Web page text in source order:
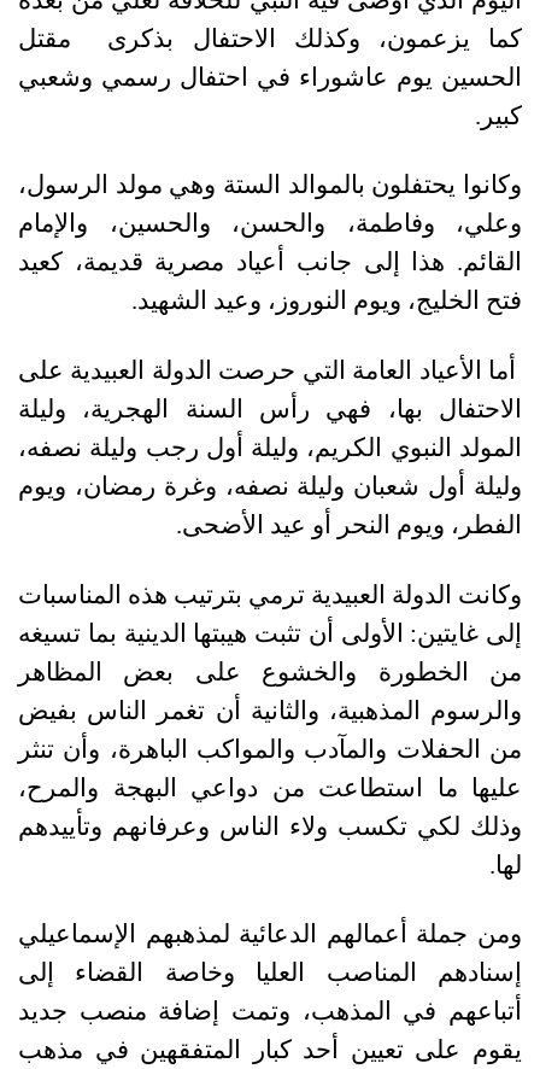
كما يزعمون، وكذلك الاحتفال بذكرى مقتل
الحسين يوم عاشوراء في احتفال رسمي وشعبي
كبير.
وكانوا يحتفلون بالموالد الستة وهي مولد الرسول،
وعلي، وفاطمة، والحسن، والحسين، والإمام
القائم. هذا إلى جانب أعياد مصرية قديمة، كعيد
فتح الخليج، ويوم النوروز، وعيد الشهيد.
أما الأعياد العامة التي حرصت الدولة العبيدية على
الاحتفال بها، فهي رأس السنة الهجرية، وليلة
المولد النبوي الكريم، وليلة أول رجب وليلة نصفه،
وليلة أول شعبان وليلة نصفه، وغرة رمضان، ويوم
الفطر، ويوم النحر أو عيد الأضحى.
وكانت الدولة العبيدية ترمي بترتيب هذه المناسبات
إلى غايتين: الأولى أن تثبت هيبتها الدينية بما تسيغه
من الخطورة والخشوع على بعض المظاهر
والرسوم المذهبية، والثانية أن تغمر الناس بفيض
من الحفلات والمآدب والمواكب الباهرة، وأن تنثر
عليها ما استطاعت من دواعي البهجة والمرح،
وذلك لكي تكسب ولاء الناس وعرفانهم وتأييدهم
لها.
ومن جملة أعمالهم الدعائية لمذهبهم الإسماعيلي
إسنادهم المناصب العليا وخاصة القضاء إلى
أتباعهم في المذهب، وتمت إضافة منصب جديد
يقوم على تعيين أحد كبار المتفقهين في مذهب